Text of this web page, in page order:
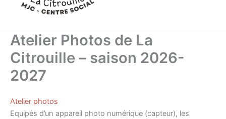
Atelier Photos de La
Citrouille – saison 2026-
2027
Atelier photos
Equipés d’un appareil photo numérique (capteur), les